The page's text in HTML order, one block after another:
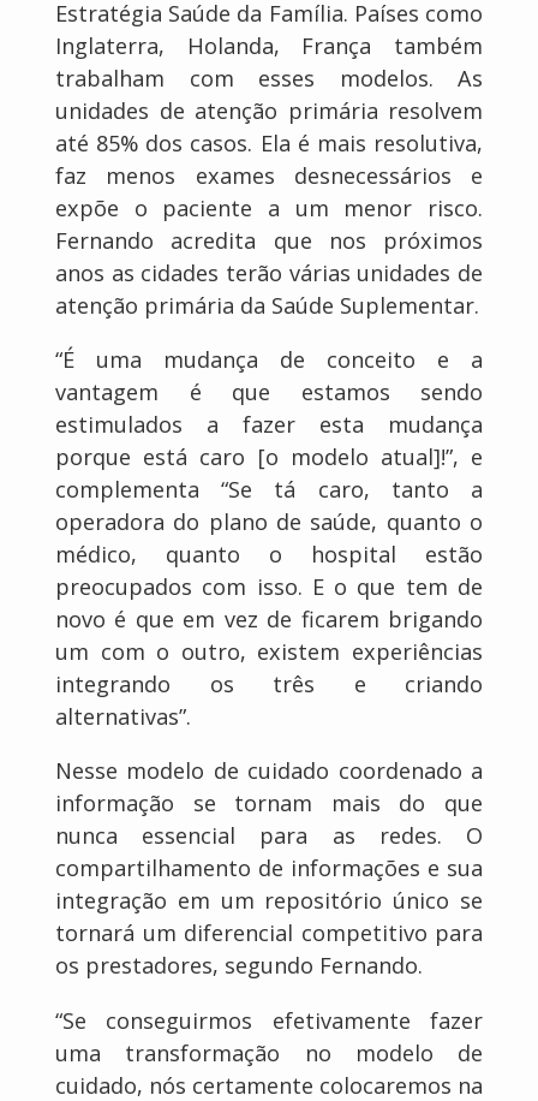
Estratégia Saúde da Família. Países como
Inglaterra, Holanda, França também
trabalham com esses modelos. As
unidades de atenção primária resolvem
até 85% dos casos. Ela é mais resolutiva,
faz menos exames desnecessários e
expõe o paciente a um menor risco.
Fernando acredita que nos próximos
anos as cidades terão várias unidades de
atenção primária da Saúde Suplementar.
“É uma mudança de conceito e a
vantagem é que estamos sendo
estimulados a fazer esta mudança
porque está caro [o modelo atual]!”, e
complementa “Se tá caro, tanto a
operadora do plano de saúde, quanto o
médico, quanto o hospital estão
preocupados com isso. E o que tem de
novo é que em vez de ficarem brigando
um com o outro, existem experiências
integrando os três e criando
alternativas”.
Nesse modelo de cuidado coordenado a
informação se tornam mais do que
nunca essencial para as redes. O
compartilhamento de informações e sua
integração em um repositório único se
tornará um diferencial competitivo para
os prestadores, segundo Fernando.
“Se conseguirmos efetivamente fazer
uma transformação no modelo de
cuidado, nós certamente colocaremos na